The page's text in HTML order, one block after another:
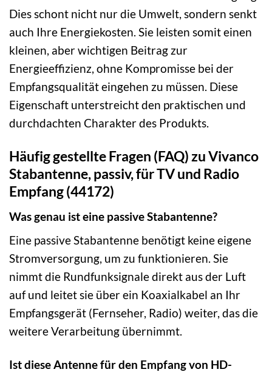
Dies schont nicht nur die Umwelt, sondern senkt
auch Ihre Energiekosten. Sie leisten somit einen
kleinen, aber wichtigen Beitrag zur
Energieeffizienz, ohne Kompromisse bei der
Empfangsqualität eingehen zu müssen. Diese
Eigenschaft unterstreicht den praktischen und
durchdachten Charakter des Produkts.
Häufig gestellte Fragen (FAQ) zu Vivanco
Stabantenne, passiv, für TV und Radio
Empfang (44172)
Was genau ist eine passive Stabantenne?
Eine passive Stabantenne benötigt keine eigene
Stromversorgung, um zu funktionieren. Sie
nimmt die Rundfunksignale direkt aus der Luft
auf und leitet sie über ein Koaxialkabel an Ihr
Empfangsgerät (Fernseher, Radio) weiter, das die
weitere Verarbeitung übernimmt.
Ist diese Antenne für den Empfang von HD-